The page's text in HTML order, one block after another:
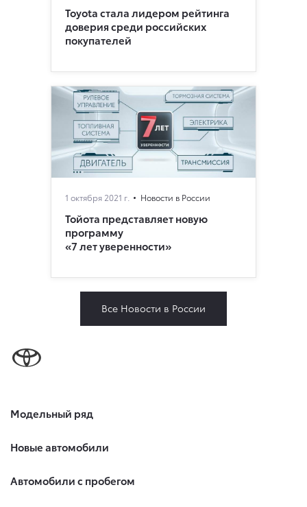
Toyota стала лидером рейтинга
доверия среди российских
покупателей
1 октября 2021 г. Новости в России
Тойота представляет новую
программу
«7 лет уверенности»
Все Новости в России
Модельный ряд
Новые автомобили
Автомобили с пробегом